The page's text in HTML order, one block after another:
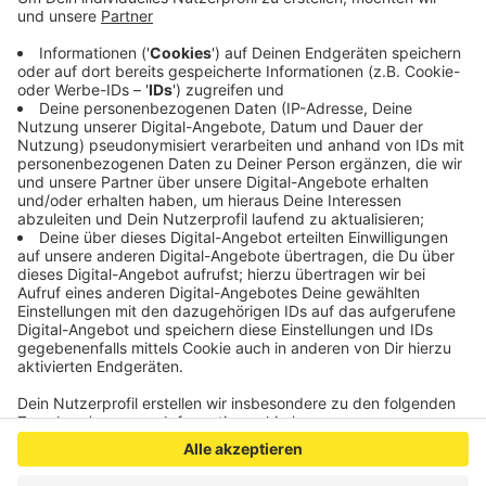
problematische Lage berichtet. Hier bei uns sind
aber sehr gut, lobt Ziemons. Auch der
Karnevalseffekt und damit verbundene hohe
Infektionszahlen sei nicht so stark ausgefallen.
Veröffentlicht:Dienstag, 22.03.2022 12:43
Anzeige
Anzeige